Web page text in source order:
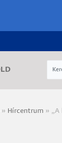
Hírcentrum
„A